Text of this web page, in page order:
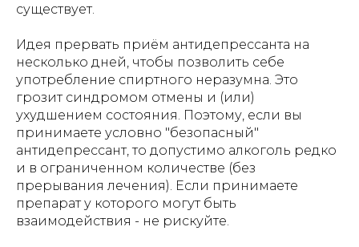
существует.
Идея прервать приём антидепрессанта на
несколько дней, чтобы позволить себе
употребление спиртного неразумна. Это
грозит синдромом отмены и (или)
ухудшением состояния. Поэтому, если вы
принимаете условно "безопасный"
антидепрессант, то допустимо алкоголь редко
и в ограниченном количестве (без
прерывания лечения). Если принимаете
препарат у которого могут быть
взаимодействия - не рискуйте.